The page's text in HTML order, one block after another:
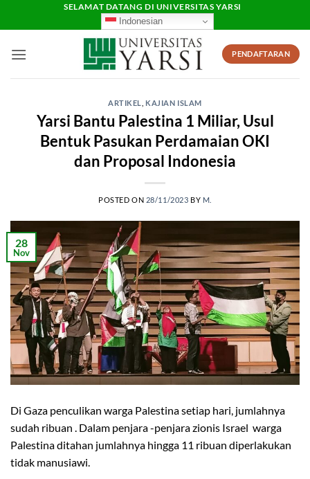
SELAMAT DATANG DI UNIVERSITAS YARSI
Indonesian
PENDAFTARAN
ARTIKEL KAJIAN ISLAM
Yarsi Bantu Palestina 1 Miliar, Usul
Bentuk Pasukan Perdamaian OKI
dan Proposal Indonesia
POSTED ON 28/11/2023 BY M.
28
Nov
Di Gaza penculikan warga Palestina setiap hari, jumlahnya
sudah ribuan . Dalam penjara -penjara zionis Israel warga
Palestina ditahan jumlahnya hingga 11 ribuan diperlakukan
tidak manusiawi.